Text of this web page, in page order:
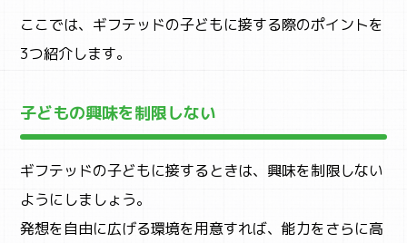
ここでは、ギフテッドの子どもに接する際のポイントを
3つ紹介します。
子どもの興味を制限しない
ギフテッドの子どもに接するときは、興味を制限しない
ようにしましょう。
発想を自由に広げる環境を用意すれば、能力をさらに高